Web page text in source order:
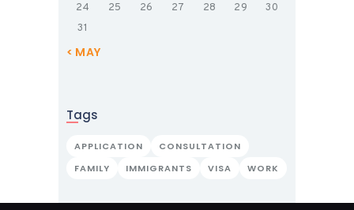
24
25 26 27 28 29
30
31
« MAY
Tags
APPLICATION
CONSULTATION
FAMILY
IMMIGRANTS VISA WORK